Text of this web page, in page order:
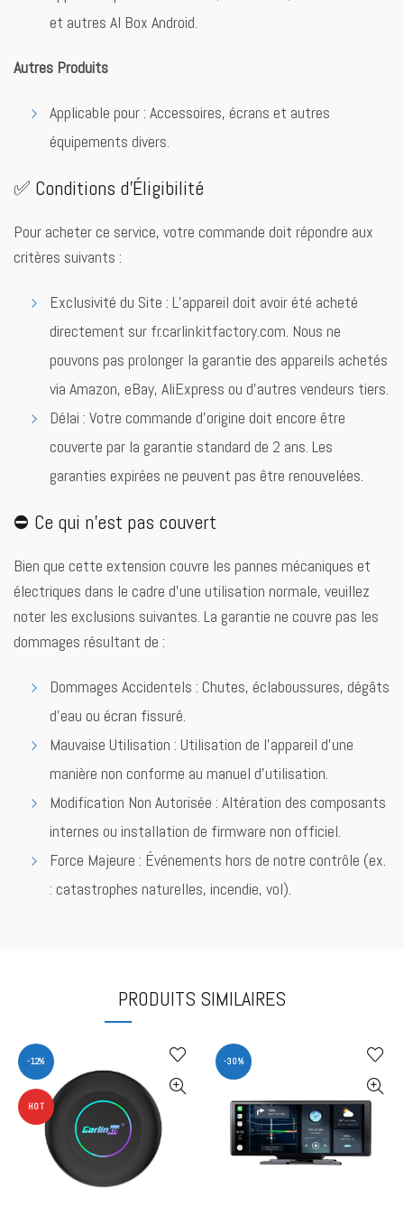
et autres AI Box Android.
Autres Produits
Applicable pour : Accessoires, écrans et autres
équipements divers.
✅ Conditions d’Éligibilité
Pour acheter ce service, votre commande doit répondre aux
critères suivants :
Exclusivité du Site : L’appareil doit avoir été acheté
directement sur fr.carlinkitfactory.com. Nous ne
pouvons pas prolonger la garantie des appareils achetés
via Amazon, eBay, AliExpress ou d’autres vendeurs tiers.
Délai : Votre commande d’origine doit encore être
couverte par la garantie standard de 2 ans. Les
garanties expirées ne peuvent pas être renouvelées.
⛔ Ce qui n’est pas couvert
Bien que cette extension couvre les pannes mécaniques et
électriques dans le cadre d’une utilisation normale, veuillez
noter les exclusions suivantes. La garantie ne couvre pas les
dommages résultant de :
Dommages Accidentels : Chutes, éclaboussures, dégâts
d’eau ou écran fissuré.
Mauvaise Utilisation : Utilisation de l’appareil d’une
manière non conforme au manuel d’utilisation.
Modification Non Autorisée : Altération des composants
internes ou installation de firmware non officiel.
Force Majeure : Événements hors de notre contrôle (ex.
: catastrophes naturelles, incendie, vol).
PRODUITS SIMILAIRES
-12%
HOT
-30%